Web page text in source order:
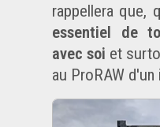
rappellera que,
essentiel de
avec soi et
au ProRAW d'un